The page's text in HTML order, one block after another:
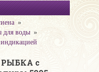
для воды
РЫБКА с